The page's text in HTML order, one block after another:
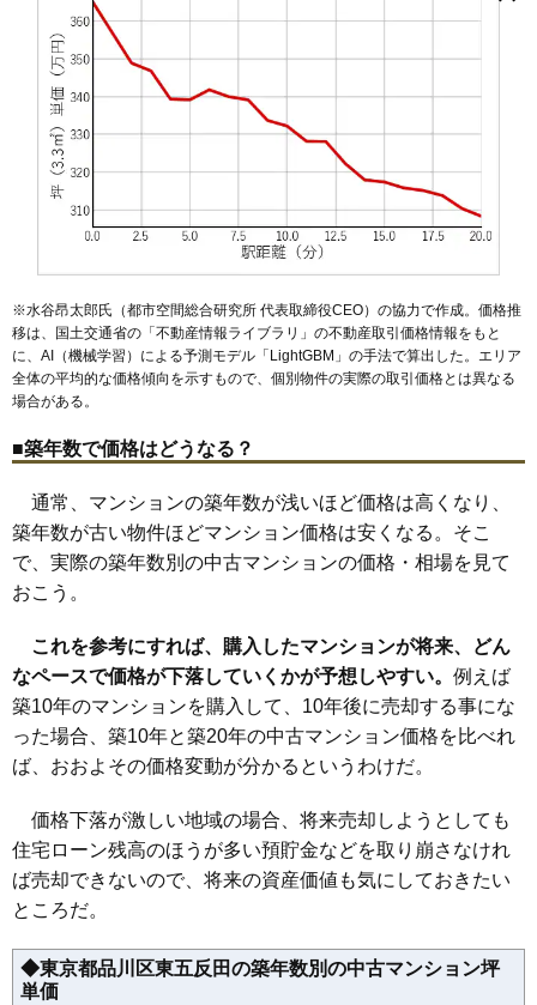
無料一括査定をする
プラウドタワー高輪台
住所
交通
17,910万円～18,310万円
(263.4万円/㎡~269.3万円/㎡)
マンションナビで
無料一括査定をする
五反田マンション
交通 高輪台駅（3分）、五反田駅（7分）
相場 2,730万円～2,930万円
(71.8万円/㎡~77.1万円/㎡)
ユニーブル東五反田
住所 東京都品川区東五反田1丁目
交通 五反田駅（4分）
(154.6万円/㎡~162.0万円/㎡)
マンションナビで
無料一括査定をする
住所 東京都品川区東五反田1丁目
※水谷昂太郎氏（都市空間総合研究所 代表取締役CEO）の協力で作成。価格推
移は、国土交通省の「不動産情報ライブラリ 」の不動産取引価格情報をもと
に、AI（機械学習）による予測モデル「LightGBM」の手法で算出した。エリア
全体の平均的な価格傾向を示すもので、個別物件の実際の取引価格とは異なる
場合がある。
■築年数で価格はどうなる？
通常、マンションの築年数が浅いほど価格は高くなり、
築年数が古い物件ほどマンション価格は安くなる。そこ
で、実際の築年数別の中古マンションの価格・相場を見て
おこう。
これを参考にすれば、購入したマンションが将来、どん
なペースで価格が下落していくかが予想しやすい。 例えば
築10年のマンションを購入して、10年後に売却する事にな
った場合、築10年と築20年の中古マンション価格を比べれ
ば、おおよその価格変動が分かるというわけだ。
価格下落が激しい地域の場合、将来売却しようとしても
住宅ローン残高のほうが多い預貯金などを取り崩さなけれ
ば売却できないので、将来の資産価値も気にしておきたい
ところだ。
◆東京都品川区東五反田の築年数別の中古マンション坪
単価
大井
西五反田西品川
平塚
南大井
武蔵小山駅
旗の台駅大崎広小路駅
新馬場駅
青物横丁駅
天王洲アイル駅